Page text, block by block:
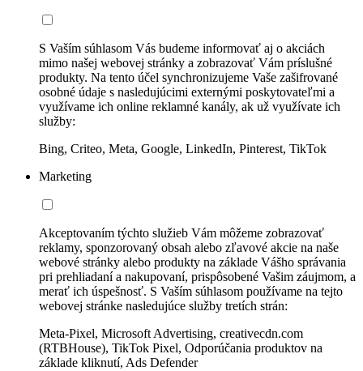
S Vaším súhlasom Vás budeme informovať aj o akciách
mimo našej webovej stránky a zobrazovať Vám príslušné
produkty. Na tento účel synchronizujeme Vaše zašifrované
osobné údaje s nasledujúcimi externými poskytovateľmi a
využívame ich online reklamné kanály, ak už využívate ich
služby:
Bing, Criteo, Meta, Google, LinkedIn, Pinterest, TikTok
Marketing
Akceptovaním týchto služieb Vám môžeme zobrazovať
reklamy, sponzorovaný obsah alebo zľavové akcie na naše
webové stránky alebo produkty na základe Vášho správania
pri prehliadaní a nakupovaní, prispôsobené Vašim záujmom, a
merať ich úspešnosť. S Vaším súhlasom používame na tejto
webovej stránke nasledujúce služby tretích strán:
Meta-Pixel, Microsoft Advertising, creativecdn.com
(RTBHouse), TikTok Pixel, Odporúčania produktov na
základe kliknutí, Ads Defender